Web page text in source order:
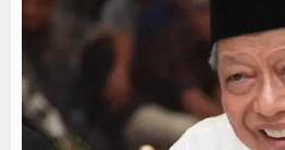
Hankam
Internasional
Kelancaran Logistik, IPC TPK
Jepang, KKP Jaga Rantai Produksi dan
dan Populasi Kerang Dara di
Jurnalistik Bahas Pindar Inklusi
Strategis, Bidang Energi hingga